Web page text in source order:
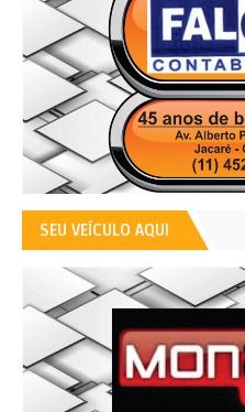
SEU VEÍCULO AQUI